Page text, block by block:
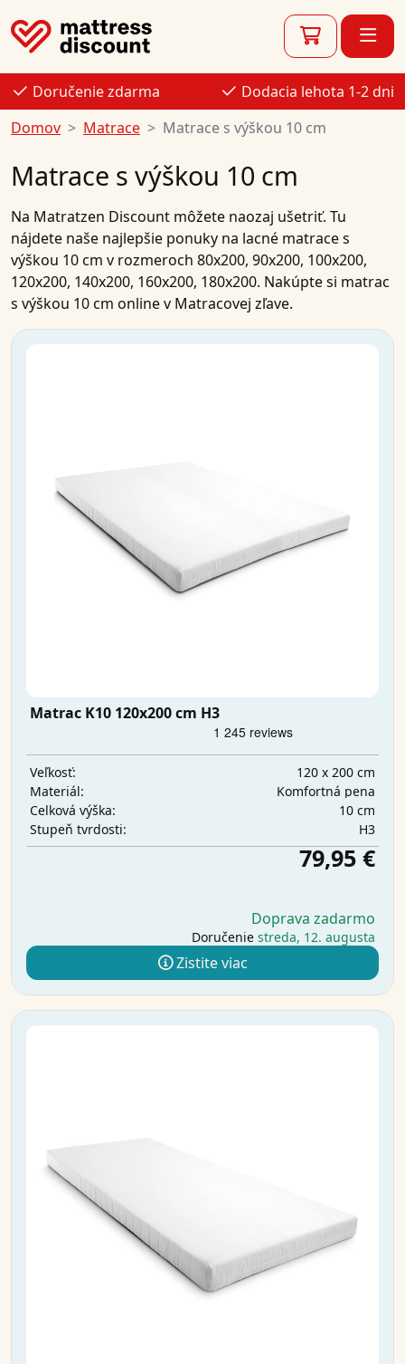
Doručenie zdarma
Dodacia lehota 1-2 dni
Domov
Matrace Matrace s výškou 10 cm
Matrace s výškou 10 cm
Na Matratzen Discount môžete naozaj ušetriť. Tu
nájdete naše najlepšie ponuky na lacné matrace s
výškou 10 cm v rozmeroch 80x200, 90x200, 100x200,
120x200, 140x200, 160x200, 180x200. Nakúpte si matrac
s výškou 10 cm onlinev Matracovej zľave.
Matrac K10 120x200 cm H3
Veľkosť:
120 x 200 cm
Materiál:
Komfortná pena
Celková výška:
10 cm
Stupeň tvrdosti:
H3
79,95 €
Doprava zadarmo
Doručenie streda, 12. augusta
Zistite viac